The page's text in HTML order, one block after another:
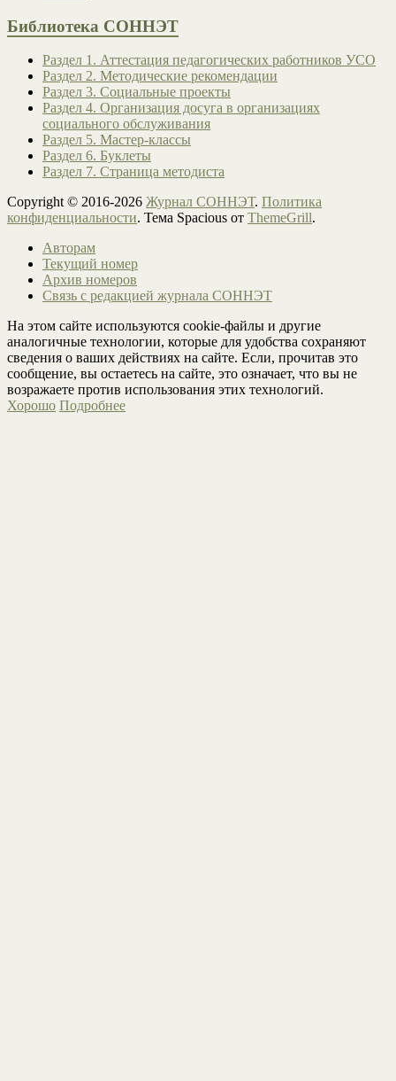
Библиотека СОННЭТ
Раздел 1. Аттестация педагогических работников УСО
Раздел 2. Методические рекомендации
Раздел 3. Социальные проекты
Раздел 4. Организация досуга в организациях
социального обслуживания
Раздел 5. Мастер-классы
Раздел 6. Буклеты
Раздел 7. Страница методиста
Copyright © 2016-2026 Журнал СОННЭТ. Политика
конфиденциальности. Тема Spacious от ThemeGrill.
Авторам
Текущий номер
Архив номеров
Связь с редакцией журнала СОННЭТ
На этом сайте используются cookie-файлы и другие
аналогичные технологии, которые для удобства сохраняют
сведения о ваших действиях на сайте. Если, прочитав это
сообщение, вы остаетесь на сайте, это означает, что вы не
возражаете против использования этих технологий.
Хорошо Подробнее